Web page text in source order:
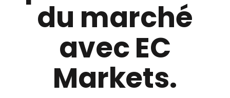
du marché
avec EC
Markets.